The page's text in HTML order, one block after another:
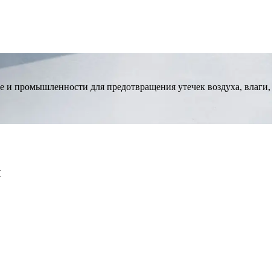
промышленности для предотвращения утечек воздуха, влаги,